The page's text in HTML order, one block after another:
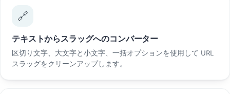
🔗
テキストからスラッグへのコンバーター
区切り文字、大文字と小文字、一括オプションを使用して URL
スラッグをクリーンアップします。